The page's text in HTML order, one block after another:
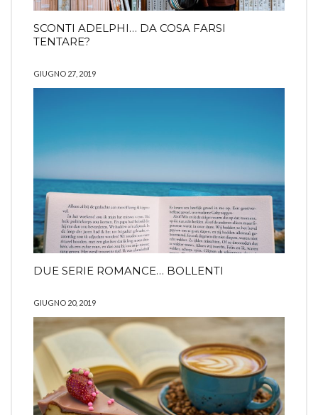
SCONTI ADELPHI… DA COSA FARSI
TENTARE?
GIUGNO 27, 2019
DUE SERIE ROMANCE… BOLLENTI
GIUGNO 20, 2019